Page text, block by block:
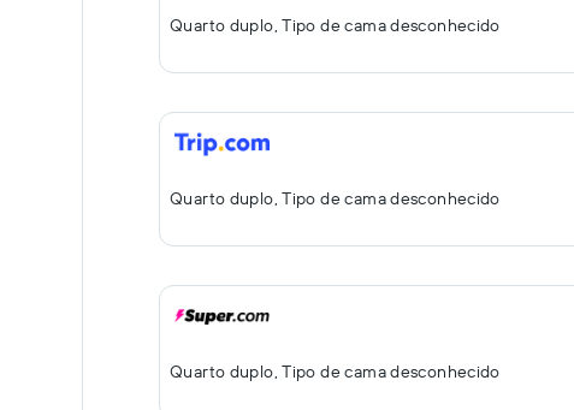
Quarto duplo, Tipo de cama desconhecido
Quarto duplo, Tipo de cama desconhecido
Quarto duplo, Tipo de cama desconhecido